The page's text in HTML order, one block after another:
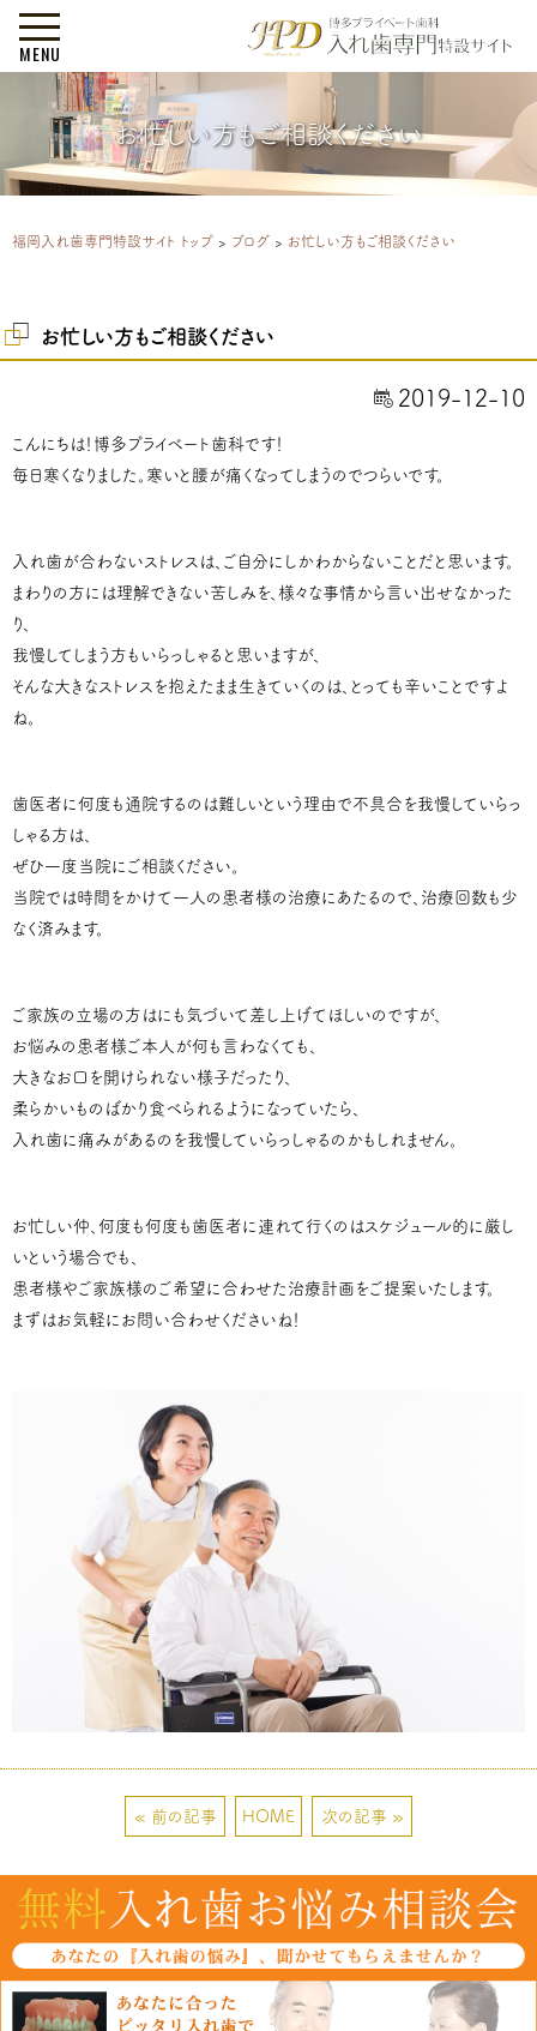
MENU
お忙しい方もご相談ください
福岡入れ歯専門特設サイト トップ > ブログ > お忙しい方もご相談ください
お忙しい方もご相談ください
2019-12-10
こんにちは！博多プライベート歯科です！
毎日寒くなりました。寒いと腰が痛くなってしまうのでつらいです。
入れ歯が合わないストレスは、ご自分にしかわからないことだと思います。
まわりの方には理解できない苦しみを、様々な事情から言い出せなかった
り、
我慢してしまう方もいらっしゃると思いますが、
そんな大きなストレスを抱えたまま生きていくのは、とっても辛いことですよ
ね。
歯医者に何度も通院するのは難しいという理由で不具合を我慢していらっ
しゃる方は、
ぜひ一度当院にご相談ください。
当院では時間をかけて一人の患者様の治療にあたるので、治療回数も少
なく済みます。
ご家族の立場の方はにも気づいて差し上げてほしいのですが、
お悩みの患者様ご本人が何も言わなくても、
大きなお口を開けられない様子だったり、
柔らかいものばかり食べられるようになっていたら、
入れ歯に痛みがあるのを我慢していらっしゃるのかもしれません。
お忙しい仲、何度も何度も歯医者に連れて行くのはスケジュール的に厳し
いという場合でも、
患者様やご家族様のご希望に合わせた治療計画をご提案いたします。
まずはお気軽にお問い合わせくださいね！
« 前の記事 HOME 次の記事 »